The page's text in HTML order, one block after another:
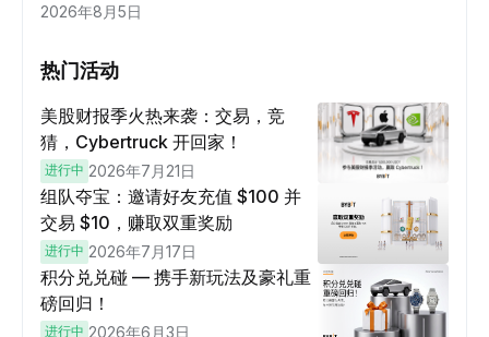
2026年8月5日
热门活动
美股财报季火热来袭：交易，竞
猜，Cybertruck 开回家！
进行中 2026年7月21日
组队夺宝：邀请好友充值 $100 并
交易 $10，赚取双重奖励
进行中 2026年7月17日
积分兑兑碰 — 携手新玩法及豪礼重
磅回归！
进行中 2026年6月3日